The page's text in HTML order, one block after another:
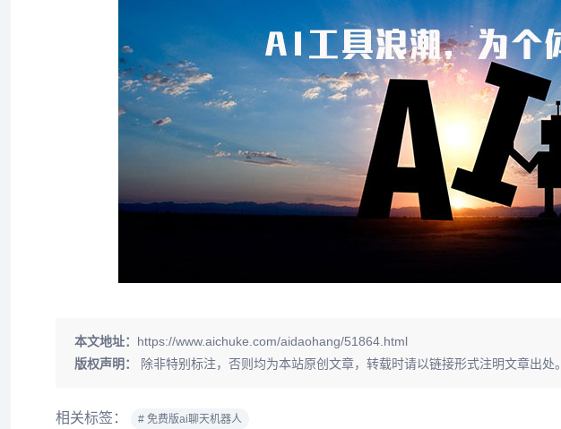
本文地址： https://www.aichuke.com/aidaohang/51864.html
版权声明：
除非特别标注，否则均为本站原创文章，转载时请以链接形式注明文章出处。
相关标签： # 免费版ai聊天机器人